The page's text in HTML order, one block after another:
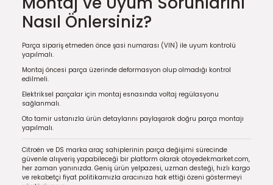
Nasıl Önlersiniz?
Parça sipariş etmeden önce şasi numarası (VIN) ile uyum kontrolü
yapılmalı.
Montaj öncesi parça üzerinde deformasyon olup olmadığı kontrol
edilmeli.
Elektriksel parçalar için montaj esnasında voltaj regülasyonu
sağlanmalı.
Oto tamir ustanızla ürün detaylarını paylaşarak doğru parça montajı
yapılmalı.
Citroën ve DS marka araç sahiplerinin parça değişimi sürecinde
güvenle alışveriş yapabileceği bir platform olarak otoyedekmarket.com,
her zaman yanınızda. Geniş ürün yelpazesi, uzman desteği, hızlı kargo
ve rekabetçi fiyat politikamızla aracınıza hak ettiği özeni göstermeyi